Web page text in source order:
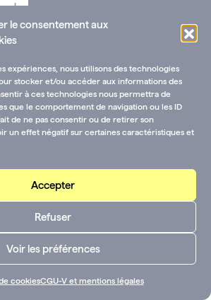
le consentement aux
expériences, nous utilisons des technologies
stocker et/ou accéder aux informations des
à ces technologies nous permettra de
que le comportement de navigation ou les ID
de ne pas consentir ou de retirer son
un effet négatif sur certaines caractéristiques et
Accepter
Refuser
Voir les préférences
cookiesCGU-V et mentions légales